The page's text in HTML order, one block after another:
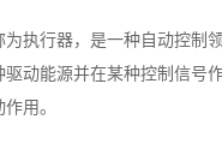
为执行器，是一种自动控制
动能源并在某种控制信号
用。